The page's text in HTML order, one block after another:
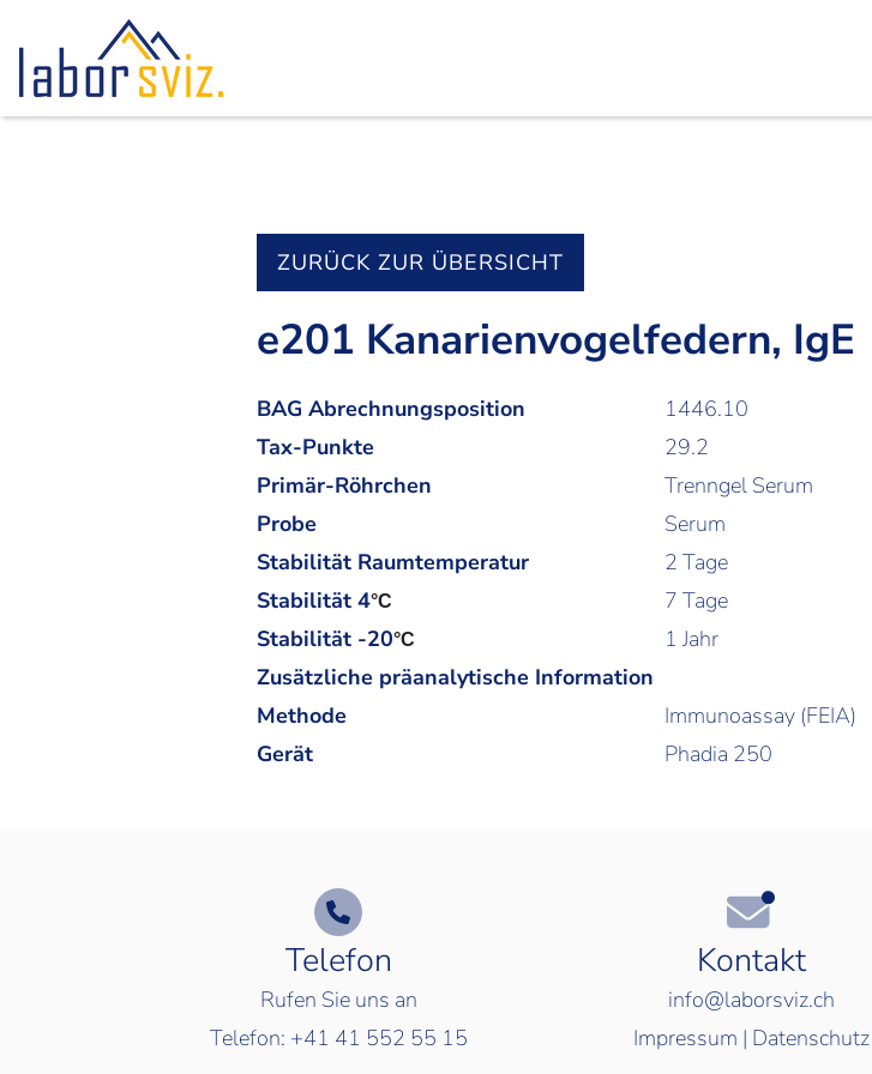
ZURÜCK ZUR ÜBERSICHT
e201 Kanarienvogelfedern, IgE
BAG Abrechnungsposition
1446.10
Tax-Punkte
29.2
Primär-Röhrchen
Trenngel Serum
Probe
Serum
Stabilität Raumtemperatur
2 Tage
Stabilität 4°C
7 Tage
Stabilität -20°C
1 Jahr
Zusätzliche präanalytische Information
Methode
Immunoassay (FEIA)
Gerät
Phadia 250
Telefon
Rufen Sie uns an
Telefon: +41 41 552 55 15
Kontakt
info@laborsviz.ch
Impressum | Datenschutz